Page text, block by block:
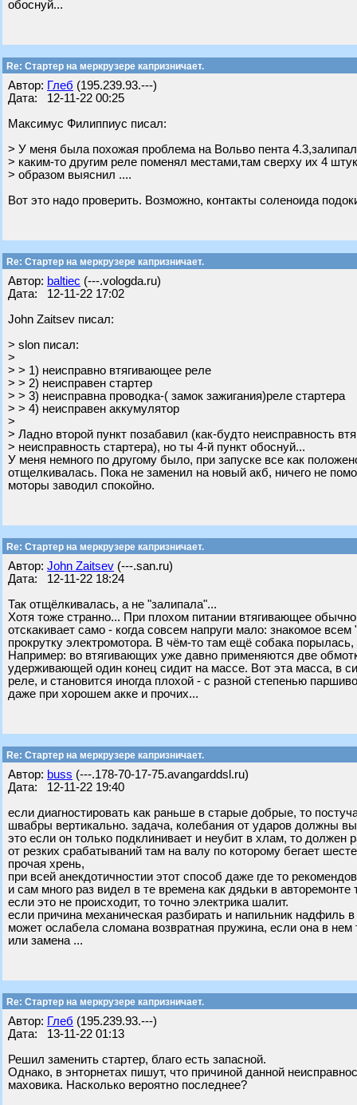
обоснуй...
Re: Стартер на меркрузере капризничает.
Автор: Глеб (195.239.93.---)
Дата: 12-11-22 00:25
Максимус Филиппиус писал:
> У меня была похожая проблема на Вольво пента
> каким-то другим реле поменял местами,там сверху их 4
> образом выяснил ....
Вот это надо проверить. Возможно, контакты соленоида
Re: Стартер на меркрузере капризничает.
Автор: baltiec (---.vologda.ru)
Дата: 12-11-22 17:02
John Zaitsev писал:
> slon писал:
>
> > 1) неисправно втягивающее реле
> > 2) неисправен стартер
> > 3) неисправна проводка-( замок зажигания)реле стартера
> > 4) неисправен аккумулятор
>
> Ладно второй пункт позабавил (как-будто неисправность
> неисправность стартера), но ты 4-й пункт обоснуй...
У меня немного по другому было, при запуске все как
отщелкивалась. Пока не заменил на новый акб, ничего не
моторы заводил спокойно.
Re: Стартер на меркрузере капризничает.
Автор: John Zaitsev (---.san.ru)
Дата: 12-11-22 18:24
Так отщёлкивалась, а не "залипала"...
Хотя тоже странно... При плохом питании втягивающее
отскакивает само - когда совсем напруги мало: знакомое
прокрутку электромотора. В чём-то там ещё собака
Например: во втягивающих уже давно применяются две
удерживающей один конец сидит на массе. Вот эта масса, в
реле, и становится иногда плохой - с разной степенью
даже при хорошем акке и прочих...
Re: Стартер на меркрузере капризничает.
Автор: buss (---.178-70-17-75.avangarddsl.ru)
Дата: 12-11-22 19:40
если диагностировать как раньше в старые добрые, то
швабры вертикально. задача, колебания от ударов должны
это если он только подклинивает и неубит в хлам, то должен
от резких срабатываний там на валу по которому бегает
прочая хрень,
при всей анекдотичностии этот способ даже где то
и сам много раз видел в те времена как дядьки в авторемонте
если это не происходит, то точно электрика шалит.
если причина механическая разбирать и напильник надфиль
может ослабела сломана возвратная пружина, если она в нем
или замена ...
Re: Стартер на меркрузере капризничает.
Автор: Глеб (195.239.93.---)
Дата: 13-11-22 01:13
Решил заменить стартер, благо есть запасной.
Однако, в энторнетах пишут, что причиной данной
маховика. Насколько вероятно последнее?